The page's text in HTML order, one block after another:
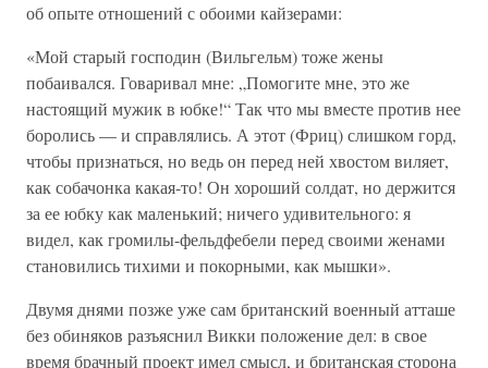
об опыте отношений с обоими кайзерами:
«Мой старый господин (Вильгельм) тоже жены
побаивался. Говаривал мне: „Помогите мне, это же
настоящий мужик в юбке!“ Так что мы вместе против нее
боролись — и справлялись. А этот (Фриц) слишком горд,
чтобы признаться, но ведь он перед ней хвостом виляет,
как собачонка какая-то! Он хороший солдат, но держится
за ее юбку как маленький; ничего удивительного: я
видел, как громилы-фельдфебели перед своими женами
становились тихими и покорными, как мышки».
Двумя днями позже уже сам британский военный атташе
без обиняков разъяснил Викки положение дел: в свое
время брачный проект имел смысл, и британская сторона